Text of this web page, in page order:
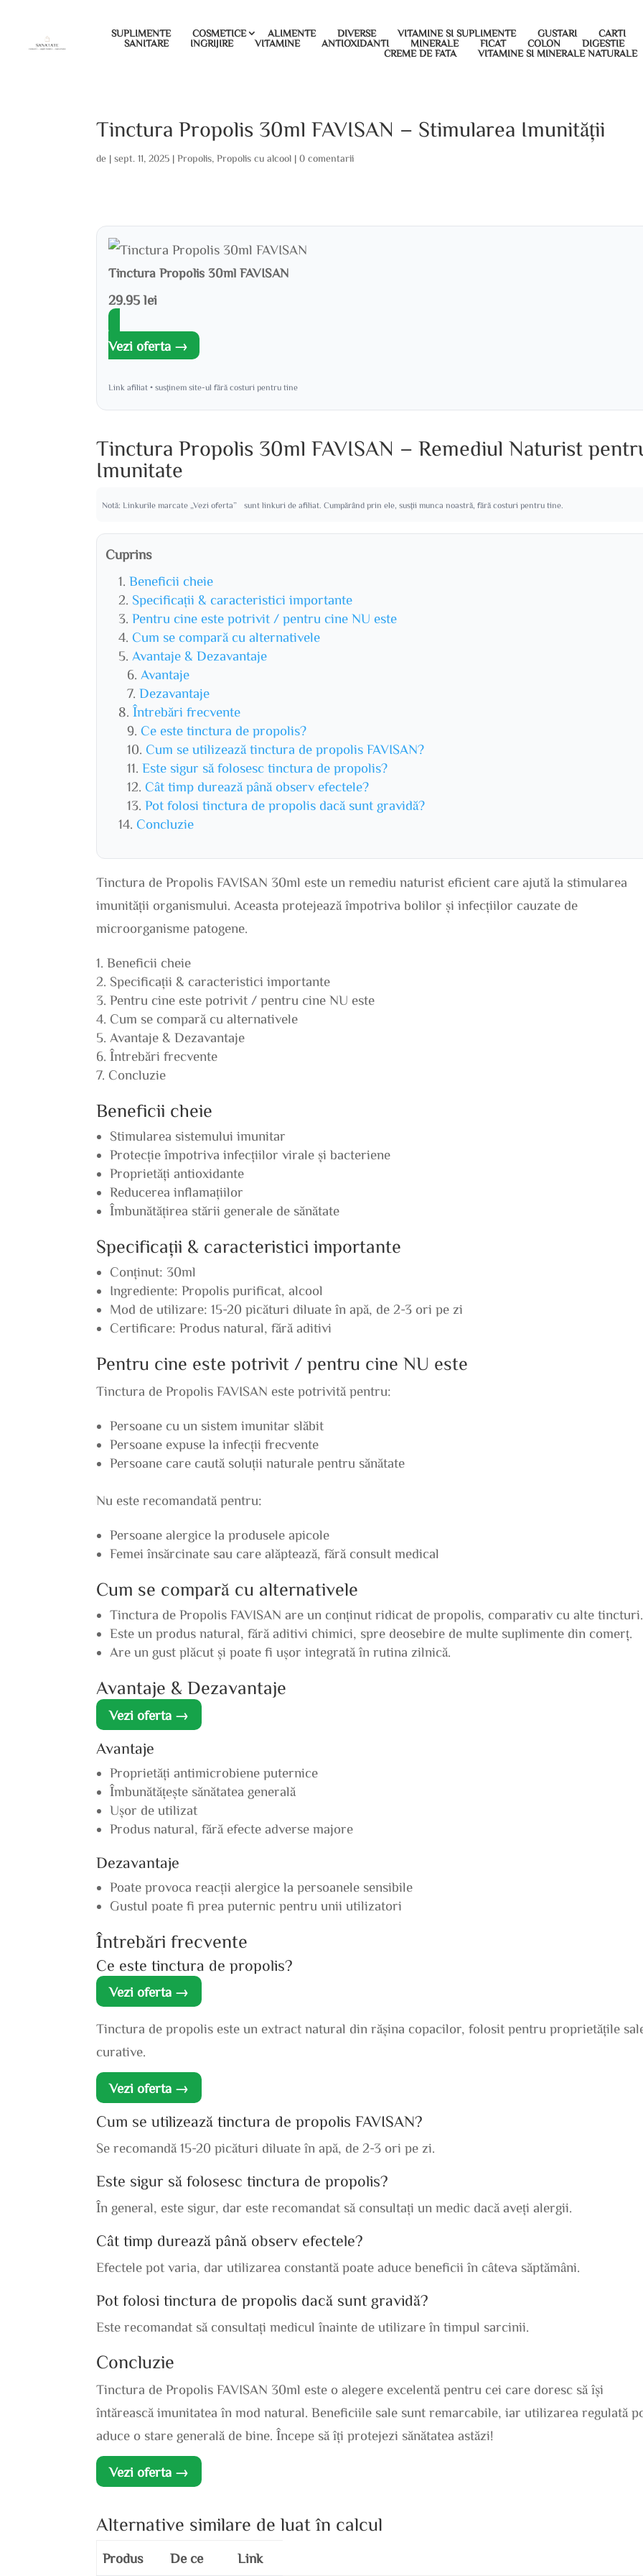
SUPLIMENTE COSMETICE ALIMENTE DIVERSE VITAMINE SI SUPLIMENTE GUSTARI
CARTI
SANITARE
INGRIJIRE VITAMINE ANTIOXIDANTI MINERALE FICAT COLON
DIGESTIE
CREME DE FATA
VITAMINE SI MINERALE NATURALE
Tinctura Propolis 30ml FAVISAN – Stimularea Imunității
de |sept. 11, 2025 |Propolis ,Propolis cu alcool |0 comentarii
Tinctura Propolis 30ml FAVISAN
29.95 lei
Vezi oferta →
Link afiliat • susținem site-ul fără costuri pentru tine
Tinctura Propolis 30ml FAVISAN – Remediul Naturist
Imunitate
Notă: Linkurile marcate „Vezi oferta” sunt linkuri de afiliat. Cumpărând prin ele, susții munca noastră, fără costuri pentru tine.
Cuprins
Beneficii cheie
Specificații & caracteristici importante
Pentru cine este potrivit / pentru cine NU este
Cum se compară cu alternativele
Avantaje & Dezavantaje
Avantaje
Dezavantaje
Întrebări frecvente
Ce este tinctura de propolis?
Cum se utilizează tinctura de propolis FAVISAN?
Este sigur să folosesc tinctura de propolis?
Cât timp durează până observ efectele?
Pot folosi tinctura de propolis dacă sunt gravidă?
Concluzie
Tinctura de Propolis FAVISAN 30ml este un remediu naturist eficient care ajută la stimularea
imunității organismului. Aceasta protejează împotriva bolilor și infecțiilor cauzate de
microorganisme patogene.
Beneficii cheie
Specificații & caracteristici importante
Pentru cine este potrivit / pentru cine NU este
Cum se compară cu alternativele
Avantaje & Dezavantaje
Întrebări frecvente
Concluzie
Beneficii cheie
Stimularea sistemului imunitar
Protecție împotriva infecțiilor virale și bacteriene
Proprietăți antioxidante
Reducerea inflamațiilor
Îmbunătățirea stării generale de sănătate
Specificații & caracteristici importante
Conținut: 30ml
Ingrediente: Propolis purificat, alcool
Mod de utilizare: 15-20 picături diluate în apă, de 2-3 ori pe zi
Certificare: Produs natural, fără aditivi
Pentru cine este potrivit / pentru cine NU este
Tinctura de Propolis FAVISAN este potrivită pentru:
Persoane cu un sistem imunitar slăbit
Persoane expuse la infecții frecvente
Persoane care caută soluții naturale pentru sănătate
Nu este recomandată pentru:
Persoane alergice la produsele apicole
Femei însărcinate sau care alăptează, fără consult medical
Cum se compară cu alternativele
Tinctura de Propolis FAVISAN are un conținut ridicat de propolis, comparativ cu alte tincturi.
Este un produs natural, fără aditivi chimici, spre deosebire de multe suplimente din comerț.
Are un gust plăcut și poate fi ușor integrată în rutina zilnică.
Avantaje & Dezavantaje
Vezi oferta →
Avantaje
Proprietăți antimicrobiene puternice
Îmbunătățește sănătatea generală
Ușor de utilizat
Produs natural, fără efecte adverse majore
Dezavantaje
Poate provoca reacții alergice la persoanele sensibile
Gustul poate fi prea puternic pentru unii utilizatori
Întrebări frecvente
Ce este tinctura de propolis?
Vezi oferta →
Tinctura de propolis este un extract natural din rășina copacilor, folosit pentru proprietățile
curative.
Vezi oferta →
Cum se utilizează tinctura de propolis FAVISAN?
Se recomandă 15-20 picături diluate în apă, de 2-3 ori pe zi.
Este sigur să folosesc tinctura de propolis?
În general, este sigur, dar este recomandat să consultați un medic dacă aveți alergii.
Cât timp durează până observ efectele?
Efectele pot varia, dar utilizarea constantă poate aduce beneficii în câteva săptămâni.
Pot folosi tinctura de propolis dacă sunt gravidă?
Este recomandat să consultați medicul înainte de utilizare în timpul sarcinii.
Concluzie
Tinctura de Propolis FAVISAN 30ml este o alegere excelentă pentru cei care doresc să își
întărească imunitatea în mod natural. Beneficiile sale sunt remarcabile, iar utilizarea regulată
aduce o stare generală de bine. Începe să îți protejezi sănătatea astăzi!
Vezi oferta →
Alternative similare de luat în calcul
Produs De ce Link